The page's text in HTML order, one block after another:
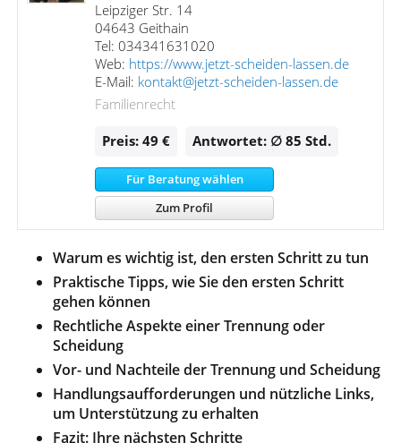
Leipziger Str. 14
04643 Geithain
Tel: 034341631020
Web: https://www.jetzt-scheiden-lassen.de
E-Mail: kontakt@jetzt-scheiden-lassen.de
Familienrecht
Preis: 49 € Antwortet: ∅ 85Std.
Für Beratung wählen
Zum Profil
Warum es wichtig ist, den ersten Schritt zu tun
Praktische Tipps, wie Sie den ersten Schritt
gehen können
Rechtliche Aspekte einer Trennung oder
Scheidung
Vor- und Nachteile der Trennung und Scheidung
Handlungsaufforderungen und nützliche Links,
um Unterstützung zu erhalten
Fazit: Ihre nächsten Schritte